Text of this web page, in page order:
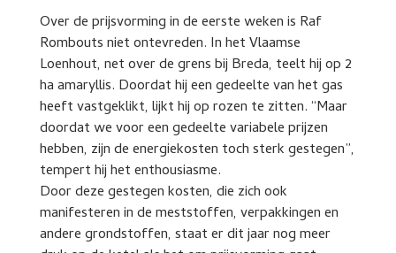
Over de prijsvorming in de eerste weken is Raf
Rombouts niet ontevreden. In het Vlaamse
Loenhout, net over de grens bij Breda, teelt hij op 2
ha amaryllis. Doordat hij een gedeelte van het gas
heeft vastgeklikt, lijkt hij op rozen te zitten. “Maar
doordat we voor een gedeelte variabele prijzen
hebben, zijn de energiekosten toch sterk gestegen”,
tempert hij het enthousiasme.
Door deze gestegen kosten, die zich ook
manifesteren in de meststoffen, verpakkingen en
andere grondstoffen, staat er dit jaar nog meer